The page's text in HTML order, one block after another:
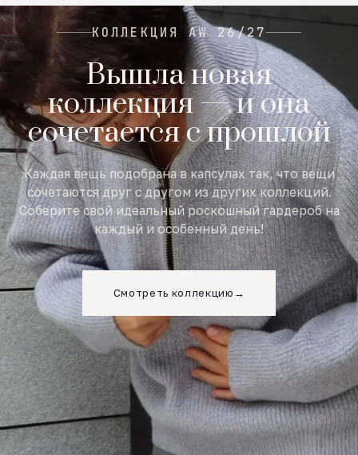
КОЛЛЕКЦИЯ AW 26/27
Вышла новая
коллекция — и она
сочетается с прошлой
Каждая вещь подобрана в капсулах так, что вещи
сочетаются друг с другом из других коллекций.
Соберите свой идеальный роскошный гардероб на
каждый и особенный день!
Смотреть коллекцию →